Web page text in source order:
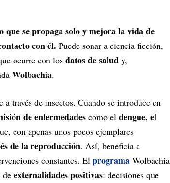
se propaga solo y mejora la vida de
con él. Puede sonar a ciencia ficción,
ocurre con los datos de salud y,
Wolbachia.
través de insectos. Cuando se introduce en
de enfermedades como el dengue, el
con apenas unos pocos ejemplares
de la reproducción. Así, beneficia a
constantes. El programa Wolbachia
de externalidades positivas: decisiones que